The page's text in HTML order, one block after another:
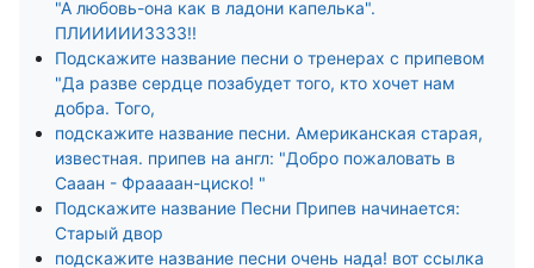
"А любовь-она как в ладони капелька".
ПЛИИИИИЗЗЗЗ!!
Подскажите название песни о тренерах с припевом
"Да разве сердце позабудет того, кто хочет нам
добра. Того,
подскажите название песни. Американская старая,
известная. припев на англ: "Добро пожаловать в
Сааан - Фраааан-циско! "
Подскажите название Песни Припев начинается:
Старый двор
подскажите название песни очень нада! вот ссылка